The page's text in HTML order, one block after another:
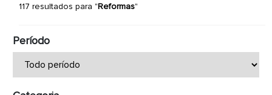
117 resultados para "Reformas"
Período